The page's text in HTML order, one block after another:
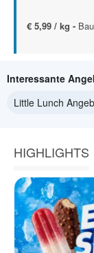
€ 5,99 / kg -
Interessante
Little Lunch
HIGHLIGHTS